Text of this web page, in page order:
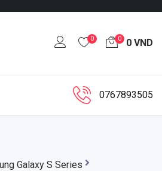
0 0 0 VND
0767893505
Galaxy S Series